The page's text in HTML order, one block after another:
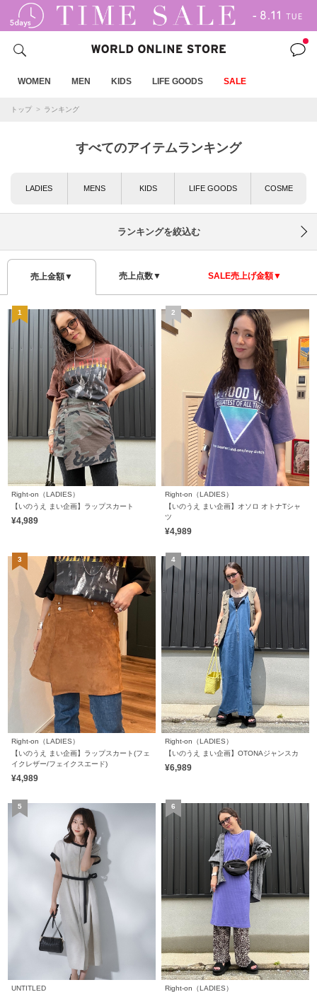
WOMEN MEN KIDS LIFE GOODS SALE
トップ ランキング
すべてのアイテムランキング
LADIES MENS KIDS LIFE GOODS COSME
ランキングを絞込む
売上金額▼ 売上点数▼ SALE売上げ金額▼
Right-on（LADIES）
【いのうえ まい企画】ラップスカート
¥4,989
Right-on（LADIES）
【いのうえ まい企画】オソロ オトナTシャ
ツ
¥4,989
Right-on（LADIES）
【いのうえ まい企画】ラップスカート(フェ
イクレザー/フェイクスエード)
¥4,989
Right-on（LADIES）
【いのうえ まい企画】OTONAジャンスカ
¥6,989
UNTITLED
Right-on（LADIES）